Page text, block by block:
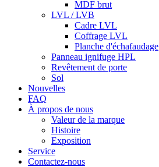
MDF brut
LVL / LVB
Cadre LVL
Coffrage LVL
Planche d'échafaudage
Panneau ignifuge HPL
Revêtement de porte
Sol
Nouvelles
FAQ
À propos de nous
Valeur de la marque
Histoire
Exposition
Service
Contactez-nous